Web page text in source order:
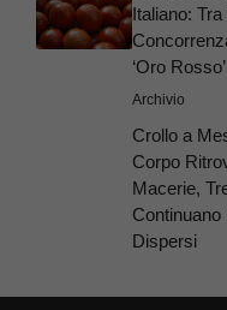
Italiano:
‘Oro
Archivio
Crollo a
Corpo
Macerie,
Dispersi